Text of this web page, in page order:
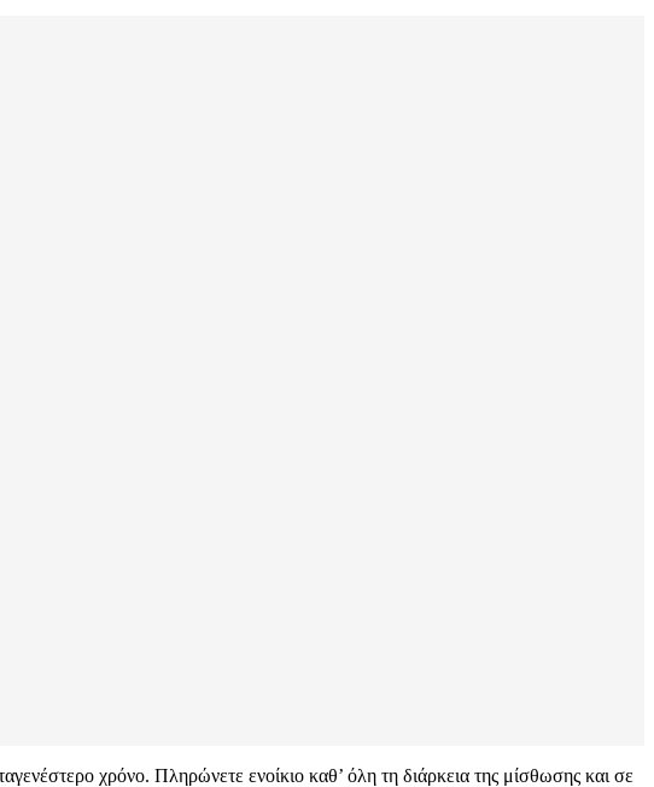
χρόνο. Πληρώνετε ενοίκιο καθ’ όλη τη διάρκεια της μίσθωσης και σε